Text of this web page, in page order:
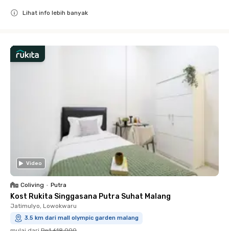
Lihat info lebih banyak
Video
Coliving • Putra
Kost Rukita Singgasana Putra Suhat Malang
Jatimulyo, Lowokwaru
3.5 km dari mall olympic garden malang